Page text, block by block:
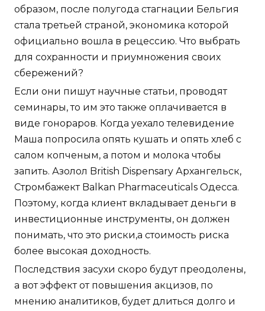
образом, после полугода стагнации Бельгия
стала третьей страной, экономика которой
официально вошла в рецессию. Что выбрать
для сохранности и приумножения своих
сбережений?
Если они пишут научные статьи, проводят
семинары, то им это также оплачивается в
виде гонораров. Когда уехало телевидение
Маша попросила опять кушать и опять хлеб с
салом копченым, а потом и молока чтобы
запить. Азолол British Dispensary Архангельск,
Стромбажект Balkan Pharmaceuticals Одесса.
Поэтому, когда клиент вкладывает деньги в
инвестиционные инструменты, он должен
понимать, что это риски,а стоимость риска
более высокая доходность.
Последствия засухи скоро будут преодолены,
а вот эффект от повышения акцизов, по
мнению аналитиков, будет длиться долго и